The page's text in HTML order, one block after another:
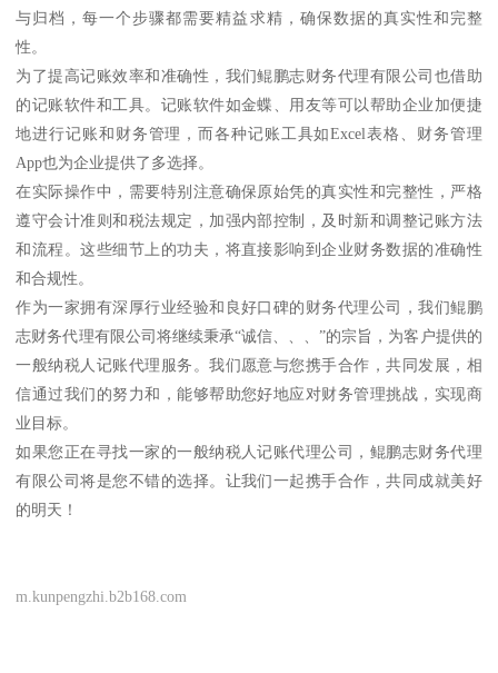
与归档，每一个步骤都需要精益求精，确保数据的真实性和完整
性。
为了提高记账效率和准确性，我们鲲鹏志财务代理有限公司也借助
的记账软件和工具。记账软件如金蝶、用友等可以帮助企业加便捷
地进行记账和财务管理，而各种记账工具如Excel表格、财务管理
App也为企业提供了多选择。
在实际操作中，需要特别注意确保原始凭的真实性和完整性，严格
遵守会计准则和税法规定，加强内部控制，及时新和调整记账方法
和流程。这些细节上的功夫，将直接影响到企业财务数据的准确性
和合规性。
作为一家拥有深厚行业经验和良好口碑的财务代理公司，我们鲲鹏
志财务代理有限公司将继续秉承“诚信、、、”的宗旨，为客户提供的
一般纳税人记账代理服务。我们愿意与您携手合作，共同发展，相
信通过我们的努力和，能够帮助您好地应对财务管理挑战，实现商
业目标。
如果您正在寻找一家的一般纳税人记账代理公司，鲲鹏志财务代理
有限公司将是您不错的选择。让我们一起携手合作，共同成就美好
的明天！
m.kunpengzhi.b2b168.com